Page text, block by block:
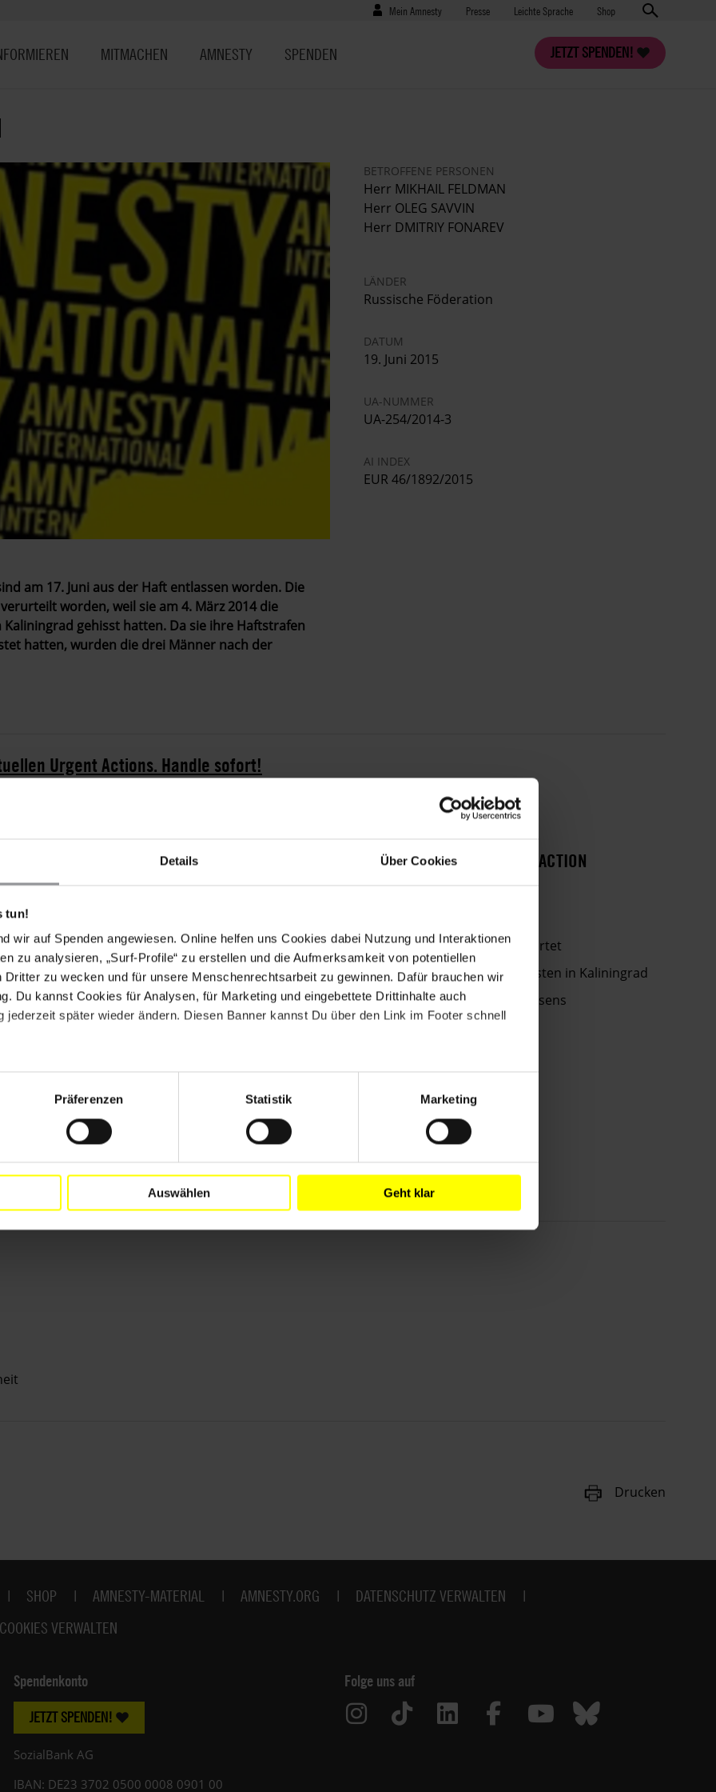
Details Über Cookies
tun!
wir auf Spenden angewiesen. Online helfen uns Cookies dabei Nutzung und Interaktionen
zu analysieren, „Surf-Profile“ zu erstellen und die Aufmerksamkeit von potentiellen
Dritter zu wecken und für unsere Menschenrechtsarbeit zu gewinnen. Dafür brauchen wir
Du kannst Cookies für Analysen, für Marketing und eingebettete Drittinhalte auch
jederzeit später wieder ändern. Diesen Banner kannst Du über den Link im Footer schnell
Präferenzen Statistik Marketing
Auswählen Geht klar
Benutzermenü
Mein Amnesty Presse
Presse Leichte Sprache Shop
JETZT SPENDEN!
MITMACHEN AMNESTY SPENDEN
am 17. Juni aus der Haft entlassen worden. Die
worden, weil sie am 4. März 2014 die
gehisst hatten. Da sie ihre Haftstrafen
hatten, wurden die drei Männer nach der
BETROFFENE PERSONEN
Herr MIKHAIL FELDMAN
Herr OLEG SAVVIN
Herr DMITRIY FONAREV
LÄNDER
Russische Föderation
DATUM
19. Juni 2015
UA-NUMMER
UA-254/2014-3
AI INDEX
EUR 46/1892/2015
Urgent Actions. Handle sofort!
Feldman, Oleg Savvin und Dmitriy Fonarev am
Russischen Föderation schuldig, "vorsätzliches
Hass gegen eine soziale Gruppe"
wurden zu je 13 Monaten Haft verurteilt. Mikhail
Sprengstoff" verurteilt wurde, erhielt eine
dass ihm der Sprengstoff während seiner Festnahme
drei Männer sind im Anschluss an die
seit April 2014 in Untersuchungshaft festgehalten
hatten.
Amnesty International betrachtete die Männer als
ihres Rechts auf freie
HISTORIE DIESER URGENT ACTION
Urteil gegen Aktivisten erwartet
Prozessbeginn gegen Aktivisten in Kaliningrad
Angeklagt wegen Fahnenhissens
Drucken
SHOP AMNESTY-MATERIAL AMNESTY.ORG
DATENSCHUTZ VERWALTEN
COOKIES VERWALTEN
Spendenkonto
JETZT SPENDEN!
SozialBank AG
IBAN: DE23 3702 0500 0008 0901 00
Folge uns auf